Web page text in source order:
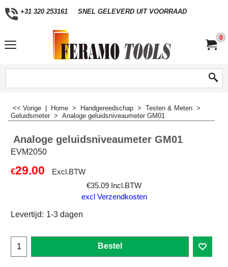
+31 320 253161 SNEL GELEVERD UIT VOORRAAD
0
<< Vorige Home > Handgereedschap > Testen & Meten >
Geluidsmeter > Analoge geluidsniveaumeter GM01
Analoge geluidsniveaumeter GM01
EVM2050
€29.00
Excl.BTW
€35.09 Incl.BTW
excl Verzendkosten
Levertijd: 1-3 dagen
Bestel